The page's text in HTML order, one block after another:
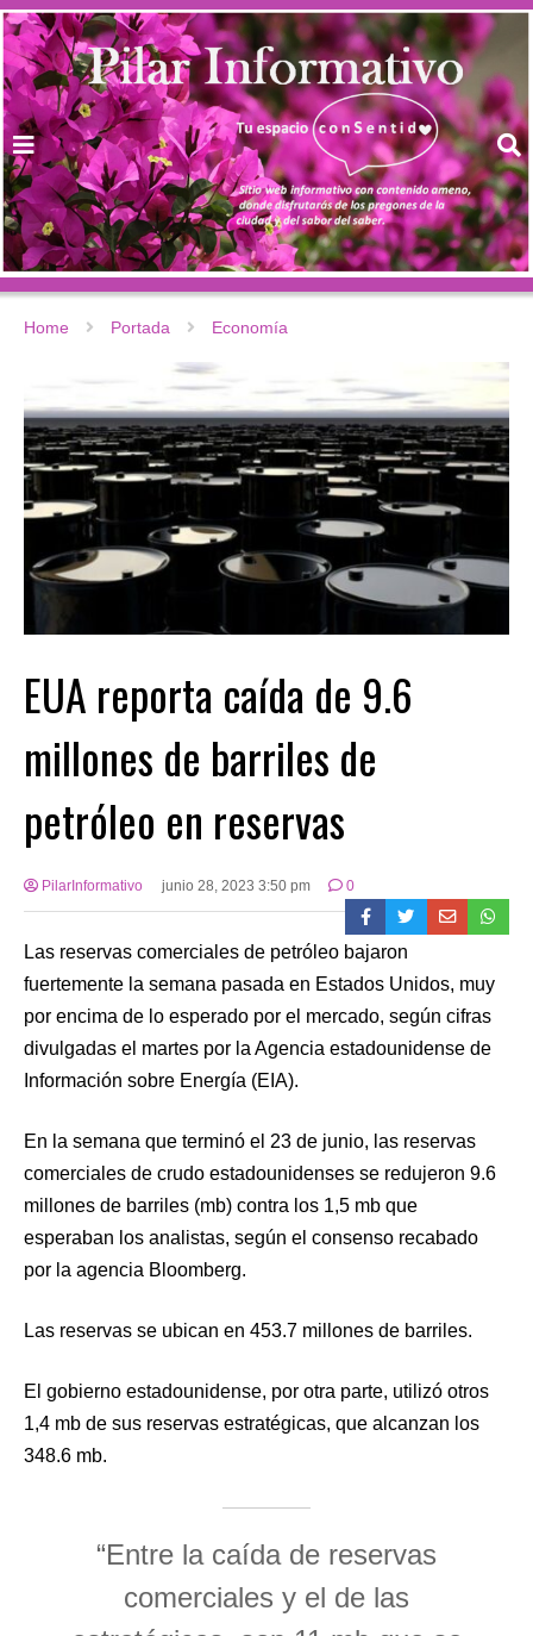
Home Portada Economía
EUA reporta caída de 9.6
millones de barriles de
petróleo en reservas
PilarInformativo junio 28, 2023 3:50 pm 0
Las reservas comerciales de petróleo bajaron
fuertemente la semana pasada en Estados Unidos, muy
por encima de lo esperado por el mercado, según cifras
divulgadas el martes por la Agencia estadounidense de
Información sobre Energía (EIA).
En la semana que terminó el 23 de junio, las reservas
comerciales de crudo estadounidenses se redujeron 9.6
millones de barriles (mb) contra los 1,5 mb que
esperaban los analistas, según el consenso recabado
por la agencia Bloomberg.
Las reservas se ubican en 453.7 millones de barriles.
El gobierno estadounidense, por otra parte, utilizó otros
1,4 mb de sus reservas estratégicas, que alcanzan los
348.6 mb.
“Entre la caída de reservas
comerciales y el de las